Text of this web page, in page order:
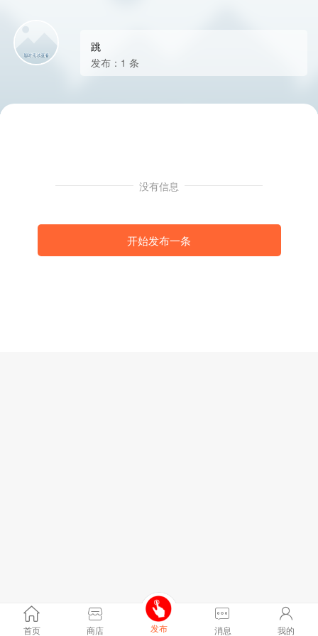
跳
发布：1 条
没有信息
开始发布一条
首页 商店 发布 消息 我的